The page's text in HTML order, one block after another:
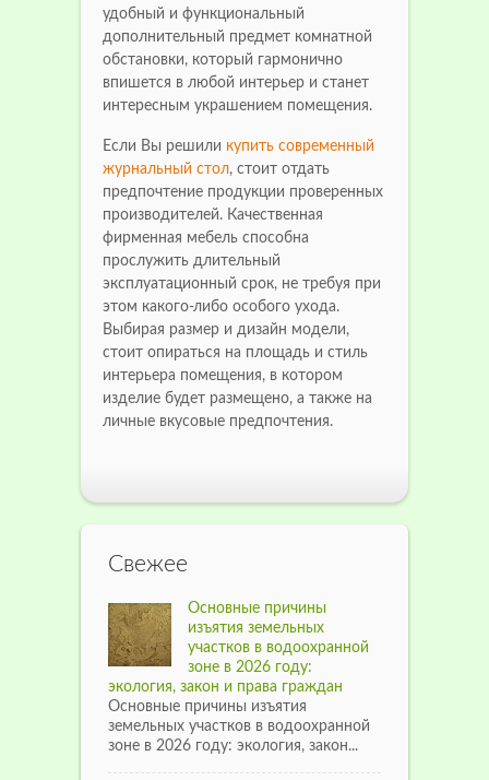
удобный и функциональный
дополнительный предмет комнатной
обстановки, который гармонично
впишется в любой интерьер и станет
интересным украшением помещения.
Если Вы решили купить современный
журнальный стол, стоит отдать
предпочтение продукции проверенных
производителей. Качественная
фирменная мебель способна
прослужить длительный
эксплуатационный срок, не требуя при
этом какого-либо особого ухода.
Выбирая размер и дизайн модели,
стоит опираться на площадь и стиль
интерьера помещения, в котором
изделие будет размещено, а также на
личные вкусовые предпочтения.
Свежее
Основные причины
изъятия земельных
участков в водоохранной
зоне в 2026 году:
экология, закон и права граждан
Основные причины изъятия
земельных участков в водоохранной
зоне в 2026 году: экология, закон...